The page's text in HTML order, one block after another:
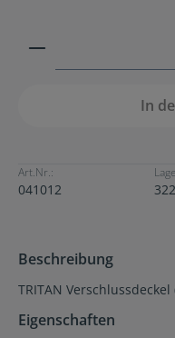
Produkt Anzahl:
In
Art.Nr.:
041012
Beschreibung
TRITAN
Eigenschaften